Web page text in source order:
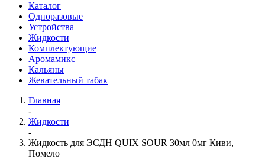
Каталог
Одноразовые
Устройства
Жидкости
Комплектующие
Аромамикс
Кальяны
Жевательный табак
Главная
-
Жидкости
-
Жидкость для ЭСДН QUIX SOUR 30мл 0мг Киви,
Помело